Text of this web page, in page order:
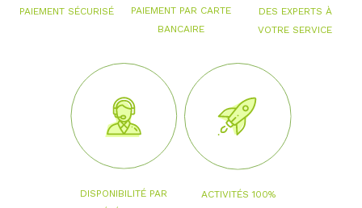
PAIEMENT SÉCURISÉ
PAIEMENT PAR CARTE
BANCAIRE
DES EXPERTS À
VOTRE SERVICE
DISPONIBILITÉ PAR
ACTIVITÉS 100%